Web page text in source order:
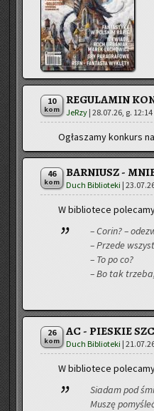
10
kom
REGULAMIN
JeRzy | 28.07.26, g. 12:14
Ogła­sza­my kon­kurs
46
kom
BARNIUSZ -
Duch Biblioteki |
W bi­blio­te­ce
– Corin? –
– Przede
– To po co?
– Bo tak
26
kom
AC - PIESKIE
Duch Biblioteki |
W bi­blio­te­ce
Sia­dam pod
Muszę